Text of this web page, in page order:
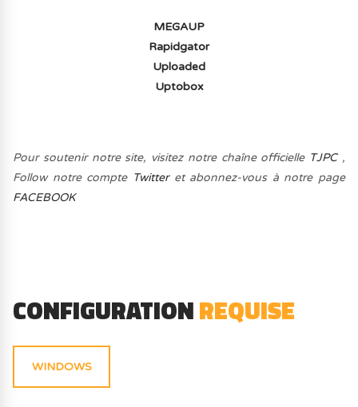
MEGAUP
Rapidgator
Uploaded
Uptobox
Pour soutenir notre site, visitez notre chaîne officielle TJPC,
Follow notre compte Twitteret abonnez-vous à notre page
FACEBOOK
CONFIGURATIONREQUISE
WINDOWS